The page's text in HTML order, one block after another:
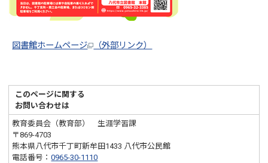
図書館ホームページ （外部リンク）
このページに関する
お問い合わせは
教育委員会（教育部） 生涯学習課
〒869-4703
熊本県八代市千丁町新牟田1433 八代市公民館
電話番号：0965-30-1110